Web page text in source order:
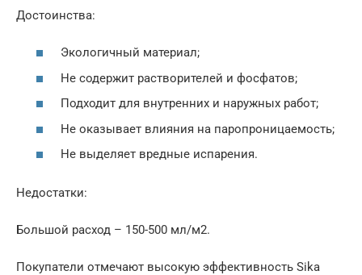
Достоинства:
Экологичный материал;
Не содержит растворителей и фосфатов;
Подходит для внутренних и наружных работ;
Не оказывает влияния на паропроницаемость;
Не выделяет вредные испарения.
Недостатки:
Большой расход – 150-500 мл/м2.
Покупатели отмечают высокую эффективность Sika